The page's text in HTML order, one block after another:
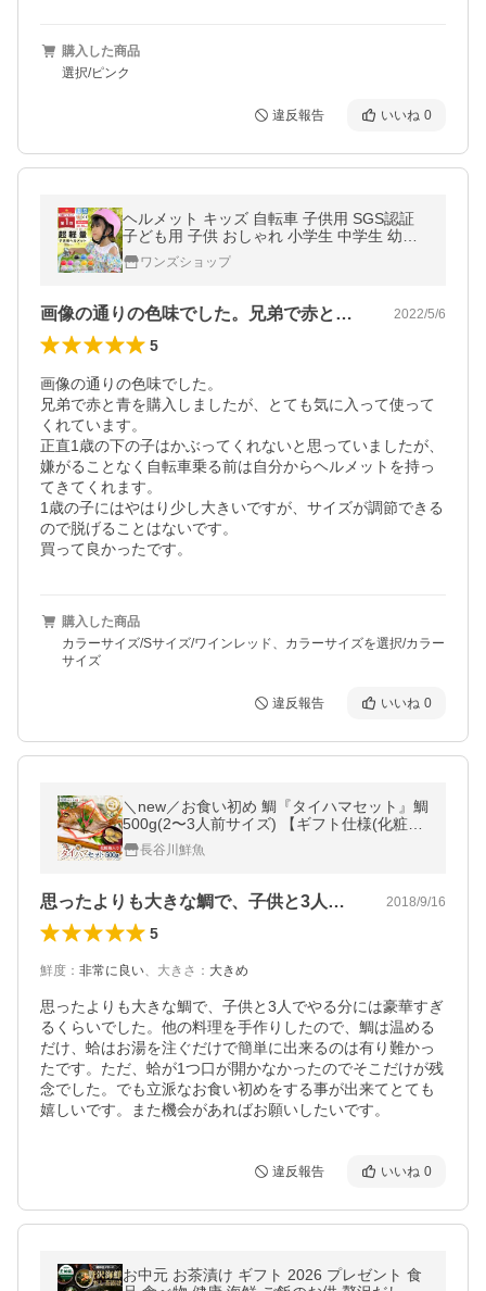
購入した商品
選択/ピンク
違反報告 いいね 0
ヘルメット キッズ 自転車 子供用 SGS認証
子ども用 子供 おしゃれ 小学生 中学生 幼児
アウトドア ジュニア 軽量 スケボー キックボ
ード 一輪車
ワンズショップ
画像の通りの色味でした。兄弟で赤と青を… 2022/5/6
5
画像の通りの色味でした。
兄弟で赤と青を購入しましたが、とても気に入って使って
くれています。
正直1歳の下の子はかぶってくれないと思っていましたが、
嫌がることなく自転車乗る前は自分からヘルメットを持っ
てきてくれます。
1歳の子にはやはり少し大きいですが、サイズが調節できる
ので脱げることはないです。
買って良かったです。
購入した商品
カラーサイズ/Sサイズ/ワインレッド、カラーサイズを選択/カラー
サイズ
違反報告 いいね 0
＼new／お食い初め 鯛『タイハマセット』鯛
500g(2〜3人前サイズ) 【ギフト仕様(化粧
箱)】蛤のお吸い物2食 祝い鯛 山形県産
長谷川鮮魚
思ったよりも大きな鯛で、子供と3人でや… 2018/9/16
5
鮮度 ： 非常に良い、 大きさ ： 大きめ
思ったよりも大きな鯛で、子供と3人でやる分には豪華すぎ
るくらいでした。他の料理を手作りしたので、鯛は温める
だけ、蛤はお湯を注ぐだけで簡単に出来るのは有り難かっ
たです。ただ、蛤が1つ口が開かなかったのでそこだけが残
念でした。でも立派なお食い初めをする事が出来てとても
嬉しいです。また機会があればお願いしたいです。
違反報告 いいね 0
お中元 お茶漬け ギフト 2026 プレゼント 食